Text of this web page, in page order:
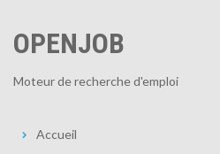
OPENJOB
Moteur de recherche d'emploi
Accueil